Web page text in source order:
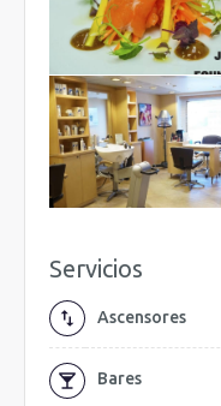
Servicios
Ascensores
Bares